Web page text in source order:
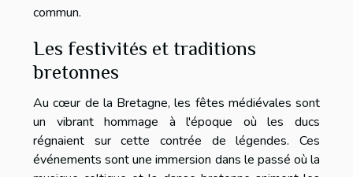
commun.
Les festivités et traditions
bretonnes
Au cœur de la Bretagne, les fêtes médiévales sont
un vibrant hommage à l'époque où les ducs
régnaient sur cette contrée de légendes. Ces
événements sont une immersion dans le passé où la